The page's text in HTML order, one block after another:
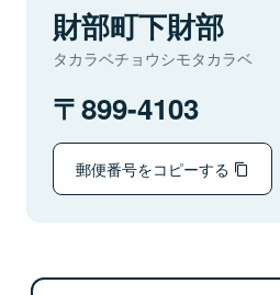
財部町下財部
タカラベチョウシモタカラベ
899-4103
郵便番号をコピーする